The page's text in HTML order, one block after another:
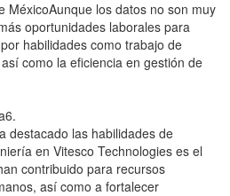
MéxicoAunque los datos no son muy
oportunidades laborales para
habilidades como trabajo de
como la eficiencia en gestión de
destacado las habilidades de
en Vitesco Technologies es el
contribuido para recursos
así como a fortalecer